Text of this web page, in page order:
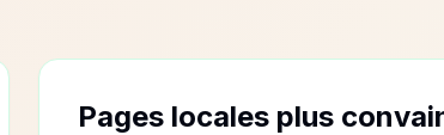
Pages locales plus